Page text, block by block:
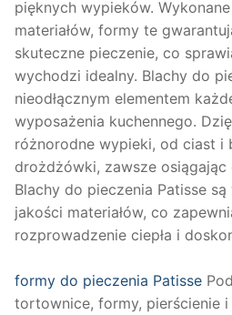
pięknych wypieków.
materiałów, formy te
skuteczne pieczenie, co
wychodzi idealny. Blachy do
nieodłącznym elementem
wyposażenia kuchennego.
różnorodne wypieki, od ciast i
drożdżówki, zawsze osiągając
Blachy do pieczenia Patisse
jakości materiałów, co
rozprowadzenie ciepła i
formy do pieczenia Patisse
tortownice, formy, pierścienie